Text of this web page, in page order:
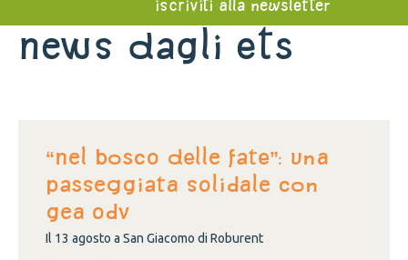
iscriviti alla newsletter
News dagli ETS
“NEL BOSCO DELLE FATE”: una
passeggiata solidale con
Gea Odv
Il 13 agosto a San Giacomo di Roburent